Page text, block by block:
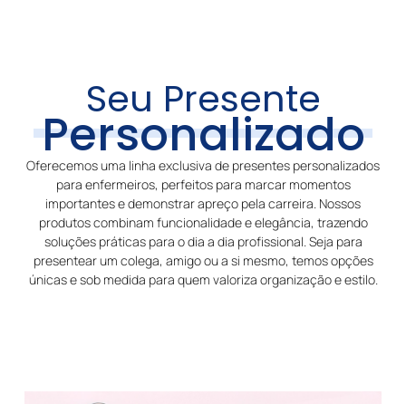
Seu Presente
Personalizado
Oferecemos uma linha exclusiva de presentes personalizados
para enfermeiros, perfeitos para marcar momentos
importantes e demonstrar apreço pela carreira. Nossos
produtos combinam funcionalidade e elegância, trazendo
soluções práticas para o dia a dia profissional. Seja para
presentear um colega, amigo ou a si mesmo, temos opções
únicas e sob medida para quem valoriza organização e estilo.